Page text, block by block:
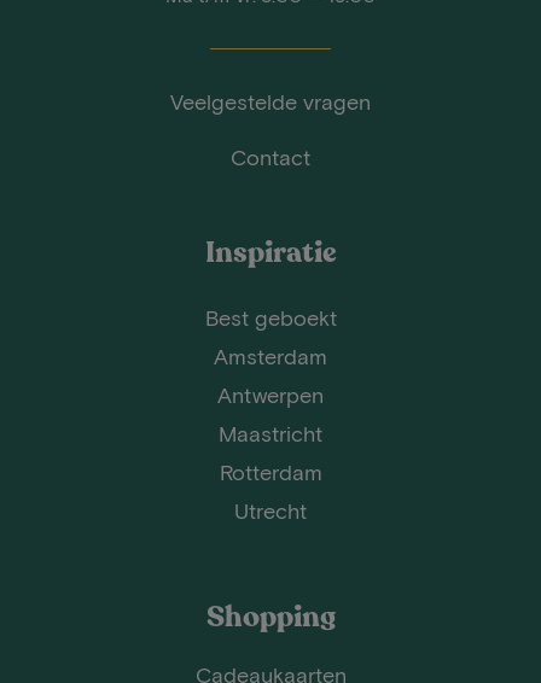
Veelgestelde vragen
Contact
Inspiratie
Best geboekt
Amsterdam
Antwerpen
Maastricht
Rotterdam
Utrecht
Shopping
Cadeaukaarten